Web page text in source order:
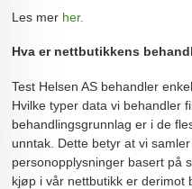
Les mer her.
Hva er nettbutikkens
Test Helsen AS behandler
Hvilke typer data vi behandler
behandlingsgrunnlag er i de
unntak. Dette betyr at vi
personopplysninger basert på
kjøp i vår nettbutikk er derimot